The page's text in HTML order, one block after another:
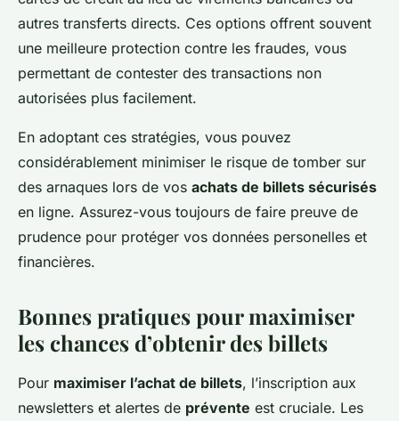
autres transferts directs. Ces options offrent souvent
une meilleure protection contre les fraudes, vous
permettant de contester des transactions non
autorisées plus facilement.
En adoptant ces stratégies, vous pouvez
considérablement minimiser le risque de tomber sur
des arnaques lors de vos achats de billets sécurisés
en ligne. Assurez-vous toujours de faire preuve de
prudence pour protéger vos données personelles et
financières.
Bonnes pratiques pour maximiser
les chances d’obtenir des billets
Pour maximiser l’achat de billets, l’inscription aux
newsletters et alertes de prévente est cruciale. Les